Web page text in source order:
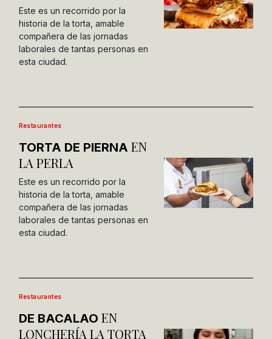
Este es un recorrido por la
historia de la torta, amable
compañera de las jornadas
laborales de tantas personas en
esta ciudad.
Restaurantes
TORTA DE PIERNA EN
LA PERLA
Este es un recorrido por la
historia de la torta, amable
compañera de las jornadas
laborales de tantas personas en
esta ciudad.
Restaurantes
DE BACALAO EN
LONCHERÍA LA TORTA